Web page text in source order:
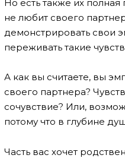
Но есть также их
не любит своего
демонстрировать свои
переживать такие
А как вы считаете, вы
своего партнера?
сочувствие? Или,
потому что в глубине
Часть вас хочет